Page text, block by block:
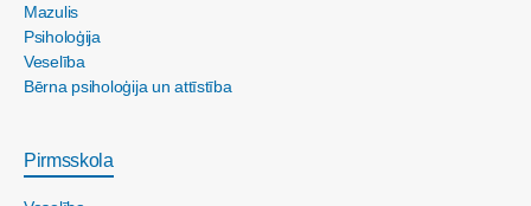
Mazulis
Psiholoģija
Veselība
Bērna psiholoģija un attīstība
Pirmsskola